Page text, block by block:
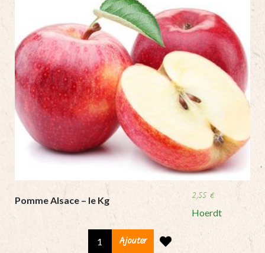
Pomme Alsace – le Kg 2,55 €
Hoerdt
Ajouter